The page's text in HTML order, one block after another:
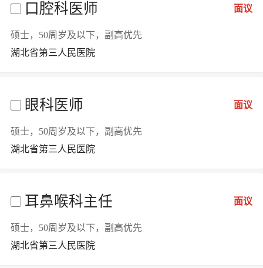
口腔科医师 面议
硕士，50周岁及以下，副高优先
湖北省第三人民医院
眼科医师 面议
硕士，50周岁及以下，副高优先
湖北省第三人民医院
耳鼻喉科主任 面议
硕士，50周岁及以下，副高优先
湖北省第三人民医院